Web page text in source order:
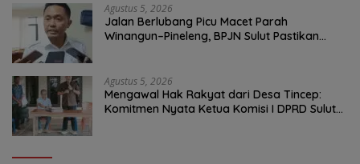
Agustus 5, 2026
Jalan Berlubang Picu Macet Parah
Winangun–Pineleng, BPJN Sulut Pastikan
Agustus 5, 2026
Mengawal Hak Rakyat dari Desa Tincep:
Komitmen Nyata Ketua Komisi I DPRD Sulut